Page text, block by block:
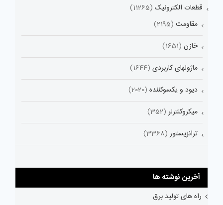
قطعات الکترونیک (11265)
مقاومت (2195)
خازن (1651)
ماژولهای کاربردی (1644)
دیود و یکسوکننده (2020)
میکروکنترلر (352)
ترانزیستور (3368)
آخرین نوشته ها
راه های تولید برق